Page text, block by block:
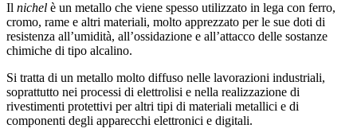
Il nichel è un metallo che viene spesso utilizzato in lega con ferro,
cromo, rame e altri materiali, molto apprezzato per le sue doti di
resistenza all’umidità, all’ossidazione e all’attacco delle sostanze
chimiche di tipo alcalino.
Si tratta di un metallo molto diffuso nelle lavorazioni industriali,
soprattutto nei processi di elettrolisi e nella realizzazione di
rivestimenti protettivi per altri tipi di materiali metallici e di
componenti degli apparecchi elettronici e digitali.